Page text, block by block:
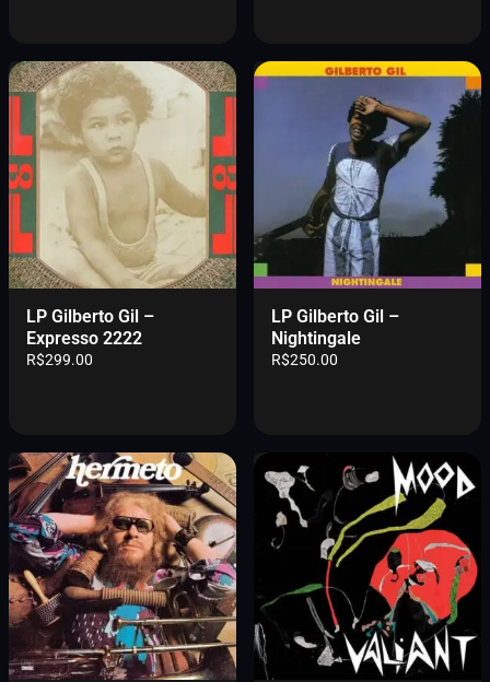
LP Gilberto Gil –
Expresso 2222
R$299.00
LP Gilberto Gil –
Nightingale
R$250.00